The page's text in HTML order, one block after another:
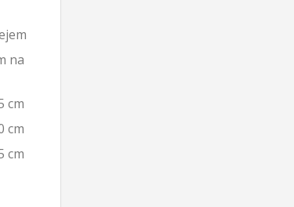
na
cm
cm
cm